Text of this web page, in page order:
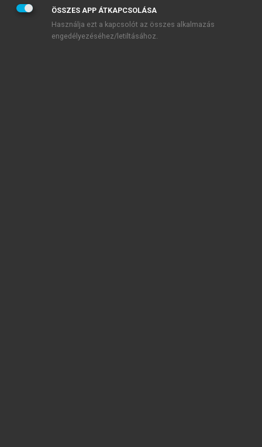
ÖSSZES APP ÁTKAPCSOLÁSA
Használja ezt a kapcsolót az összes alkalmazás
engedélyezéséhez/letiltásához.